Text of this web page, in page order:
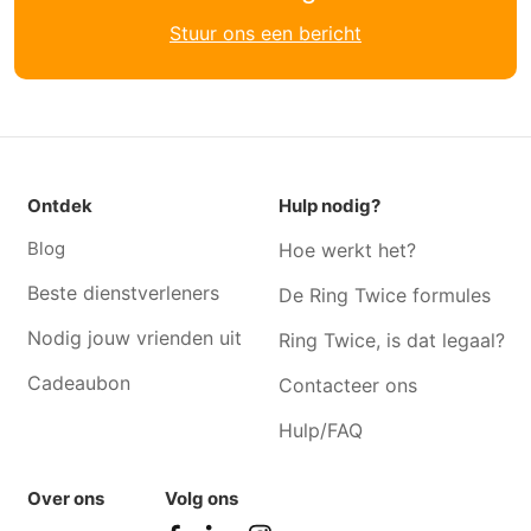
Schrijnwerker Hoeilaart
Schrijnwerker Ruisbroek
Schrijnwerker Watermaal-
Schrijnwerker Huizingen
Schrijnwerker Anderlecht
Schrijnwerker Sint-pieters-
woluwe
Schrijnwerker Lembeek
Schrijnwerker Overijse
Stuur ons een bericht
Ontdek
Blog
Beste dienstverleners
Nodig jouw vrienden uit
Cadeaubon
Hulp nodig?
Hoe werkt het?
De Ring Twice formules
Ring Twice, is dat legaal?
Contacteer ons
Hulp/FAQ
Over ons Volg ons